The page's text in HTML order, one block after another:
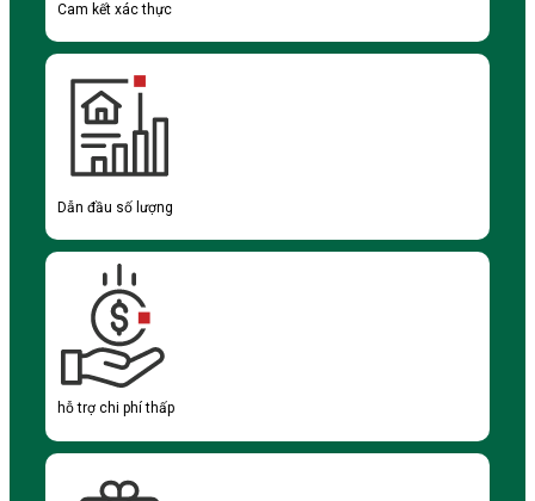
Cam kết xác thực
Dẫn đầu số lượng
hỗ trợ chi phí thấp